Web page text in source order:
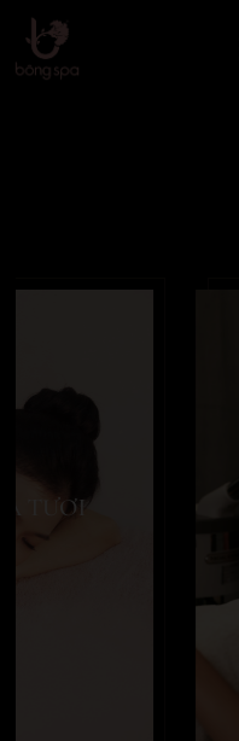
ĐIỀU TRỊ